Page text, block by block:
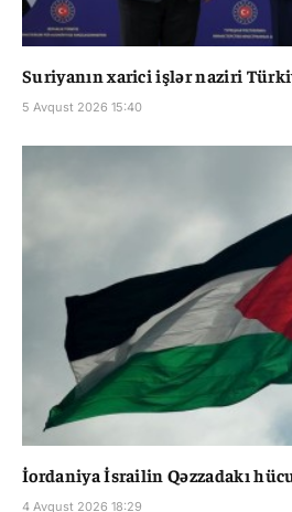
Suriyanın xarici işlər naziri
5 Avqust 2026 15:40
İordaniya İsrailin Qəzzadakı
4 Avqust 2026 18:29